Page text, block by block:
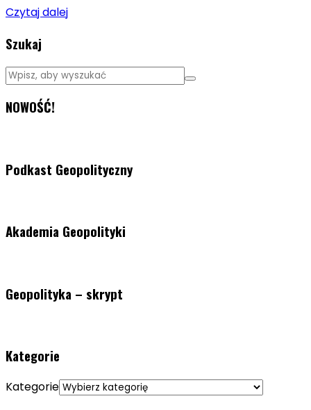
Czytaj dalej
Szukaj
NOWOŚĆ!
Podkast Geopolityczny
Akademia Geopolityki
Geopolityka – skrypt
Kategorie
Kategorie